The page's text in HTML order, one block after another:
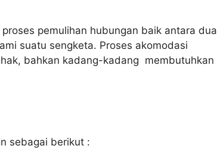
pemulihan hubungan baik antara dua
suatu sengketa. Proses akomodasi
bahkan kadang-kadang membutuhkan
sebagai berikut :